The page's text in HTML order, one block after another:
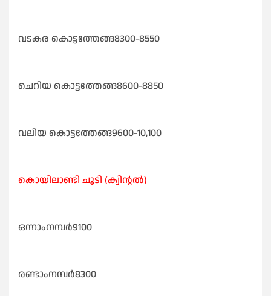
വടകര കൊട്ടത്തേങ്ങ8300-8550
ചെറിയ കൊട്ടത്തേങ്ങ8600-8850
വലിയ കൊട്ടത്തേങ്ങ9600-10,100
കൊയിലാണ്ടി ചൂടി (ക്വിന്റൽ)
ഒന്നാംനമ്പർ9100
രണ്ടാംനമ്പർ8300